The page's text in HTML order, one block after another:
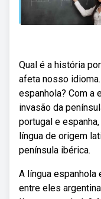
Qual é a história
afeta nosso
espanhola? Com a
invasão da
portugal e
língua de origem
península ibérica.
A língua
entre eles